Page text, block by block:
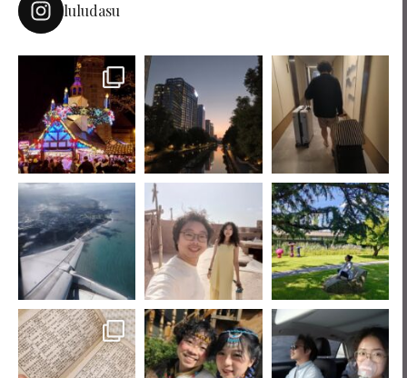
luludasu